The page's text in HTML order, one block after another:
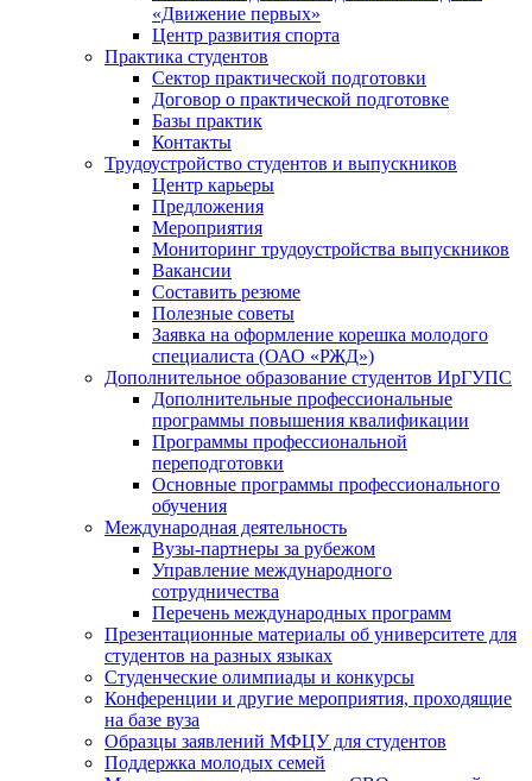
«Движение первых»
Центр развития спорта
Практика студентов
Сектор практической подготовки
Договор о практической подготовке
Базы практик
Контакты
Трудоустройство студентов и выпускников
Центр карьеры
Предложения
Мероприятия
Мониторинг трудоустройства выпускников
Вакансии
Составить резюме
Полезные советы
Заявка на оформление корешка молодого
специалиста (ОАО «РЖД»)
Дополнительное образование студентов ИрГУПС
Дополнительные профессиональные
программы повышения квалификации
Программы профессиональной
переподготовки
Основные программы профессионального
обучения
Международная деятельность
Вузы-партнеры за рубежом
Управление международного
сотрудничества
Перечень международных программ
Презентационные материалы об университете для
студентов на разных языках
Студенческие олимпиады и конкурсы
Конференции и другие мероприятия, проходящие
на базе вуза
Образцы заявлений МФЦУ для студентов
Поддержка молодых семей